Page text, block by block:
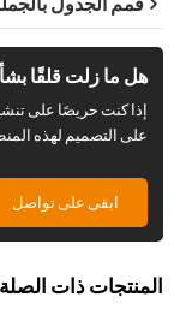
هل ما زلت قلقًا
إذا كنت حريصًا على
على التصميم لهذه
ابقى على تواصل
المنتجات ذات الصلة